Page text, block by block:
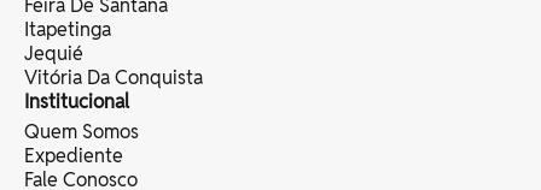
Feira De Santana
Itapetinga
Jequié
Vitória Da Conquista
Institucional
Quem Somos
Expediente
Fale Conosco